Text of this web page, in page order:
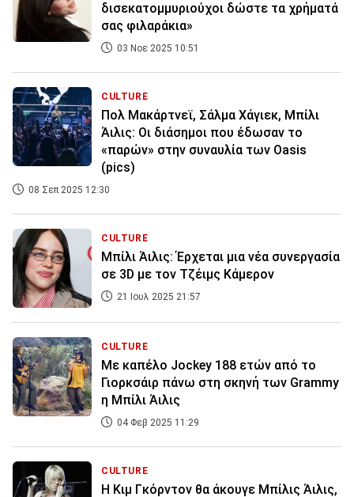
δισεκατομμυριούχοι δώστε τα χρήματά
σας φιλαράκια»
03 Νοε 2025 10:51
CULTURE
Πολ Μακάρτνεϊ, Σάλμα Χάγιεκ, Μπίλι
Άιλις: Οι διάσημοι που έδωσαν το
«παρών» στην συναυλία των Oasis
(pics)
08 Σεπ 2025 12:30
CULTURE
Μπίλι Άιλις: Έρχεται μια νέα συνεργασία
σε 3D με τον Τζέιμς Κάμερον
21 Ιουλ 2025 21:57
CULTURE
Με καπέλο Jockey 188 ετών από το
Γιορκσάιρ πάνω στη σκηνή των Grammy
η Μπίλι Άιλις
04 Φεβ 2025 11:29
CULTURE
Η Κιμ Γκόρντον θα άκουγε Μπίλις Άιλις,